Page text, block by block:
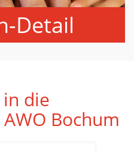
Detail
die
Bochum